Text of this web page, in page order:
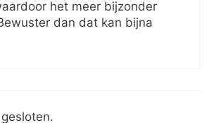
het meer bijzonder
dan dat kan bijna